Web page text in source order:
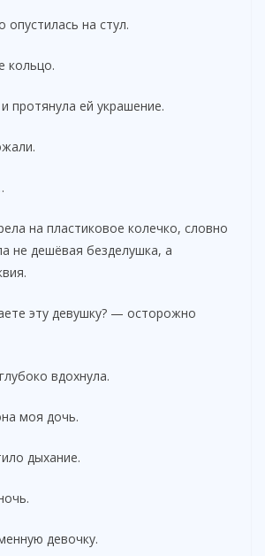
на стул.
кольцо.
протянула ей украшение.
на пластиковое колечко, словно
не дешёвая безделушка, а
эту девушку? — осторожно
вдохнула.
моя дочь.
дыхание.
девочку.